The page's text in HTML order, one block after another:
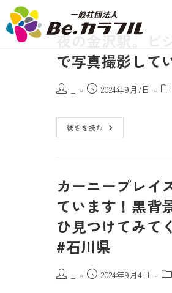
夜の金沢駅。ビ
で写真撮影し
2024年9月7日
続きを読む
カーニープレイ
ています！黒背
ひ見つけてみ
#石川県
2024年9月4日